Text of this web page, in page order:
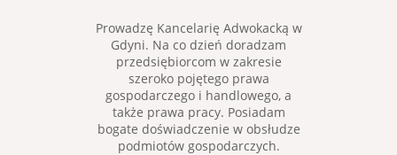
Prowadzę Kancelarię Adwokacką w
Gdyni. Na co dzień doradzam
przedsiębiorcom w zakresie
szeroko pojętego prawa
gospodarczego i handlowego, a
także prawa pracy. Posiadam
bogate doświadczenie w obsłudze
podmiotów gospodarczych.